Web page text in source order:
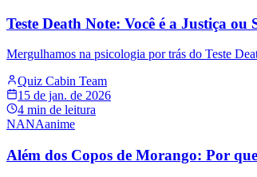
Teste Death Note: Você é a Justiça ou
Mergulhamos na psicologia por trás do Teste
Quiz Cabin Team
15 de jan. de 2026
4 min de leitura
NANAanime
Além dos Copos de Morango: Por